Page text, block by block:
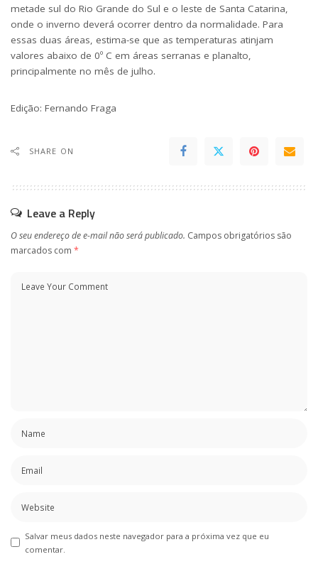
metade sul do Rio Grande do Sul e o leste de Santa Catarina,
onde o inverno deverá ocorrer dentro da normalidade. Para
essas duas áreas, estima-se que as temperaturas atinjam
valores abaixo de 0º C em áreas serranas e planalto,
principalmente no mês de julho.
Edição: Fernando Fraga
SHARE ON
Leave a Reply
O seu endereço de e-mail não será publicado. Campos obrigatórios são
marcados com *
Salvar meus dados neste navegador para a próxima vez que eu
comentar.